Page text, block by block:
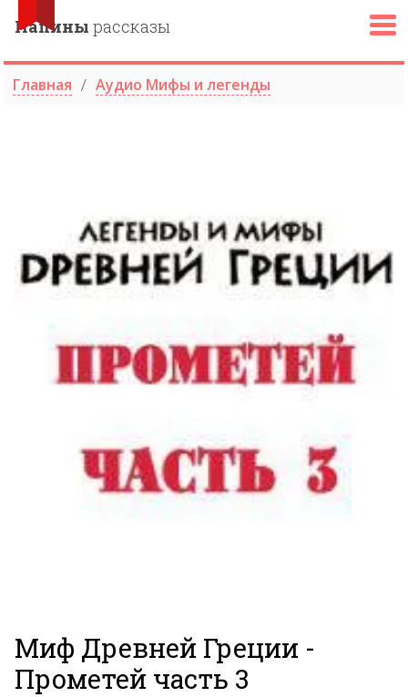
Папины рассказы
Главная Аудио Мифы и легенды
Миф Древней Греции -
Прометей часть 3